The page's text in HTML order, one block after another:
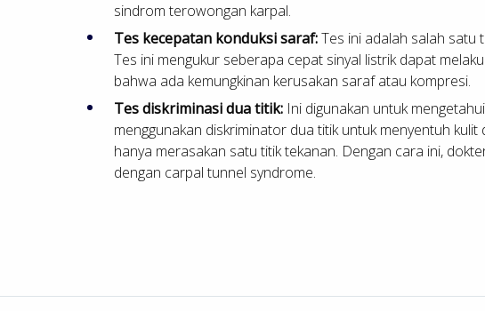
sindrom terowongan karpal.
Tes kecepatan konduksi saraf:Tes ini adalah salah satu
Tes ini mengukur seberapa cepat sinyal listrik dapat
bahwa ada kemungkinan kerusakan saraf atau kompresi.
Tes diskriminasi dua titik: Ini digunakan untuk
menggunakan diskriminator dua titik untuk menyentuh
hanya merasakan satu titik tekanan. Dengan cara ini,
dengan carpal tunnel syndrome.